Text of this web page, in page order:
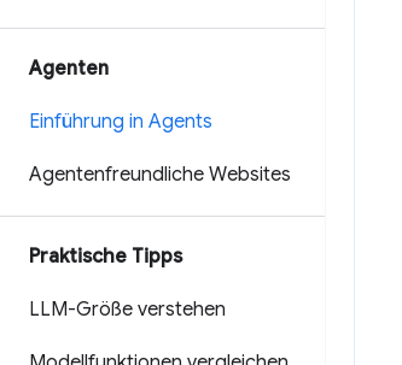
Agenten
Einführung in Agents
Agentenfreundliche Websites
Praktische Tipps
LLM-Größe verstehen